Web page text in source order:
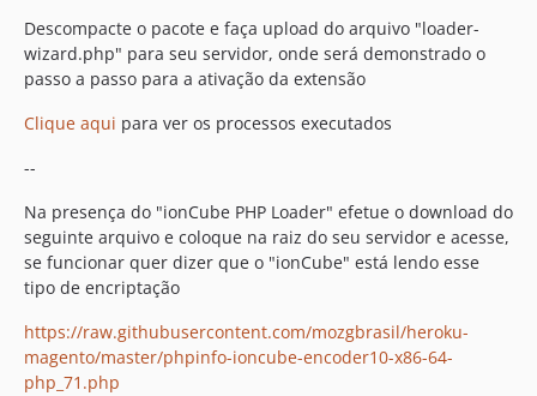
Descompacte o pacote e faça upload do arquivo "loader-
wizard.php" para seu servidor, onde será demonstrado o
passo a passo para a ativação da extensão
Clique aqui para ver os processos executados
--
Na presença do "ionCube PHP Loader" efetue o download do
seguinte arquivo e coloque na raiz do seu servidor e acesse,
se funcionar quer dizer que o "ionCube" está lendo esse
tipo de encriptação
https://raw.githubusercontent.com/mozgbrasil/heroku-
magento/master/phpinfo-ioncube-encoder10-x86-64-
php_71.php